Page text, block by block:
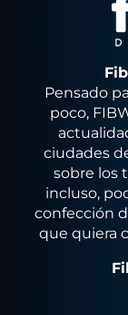
Pensado
poco,
ciudades
sobre los
incluso,
confección
que quiera